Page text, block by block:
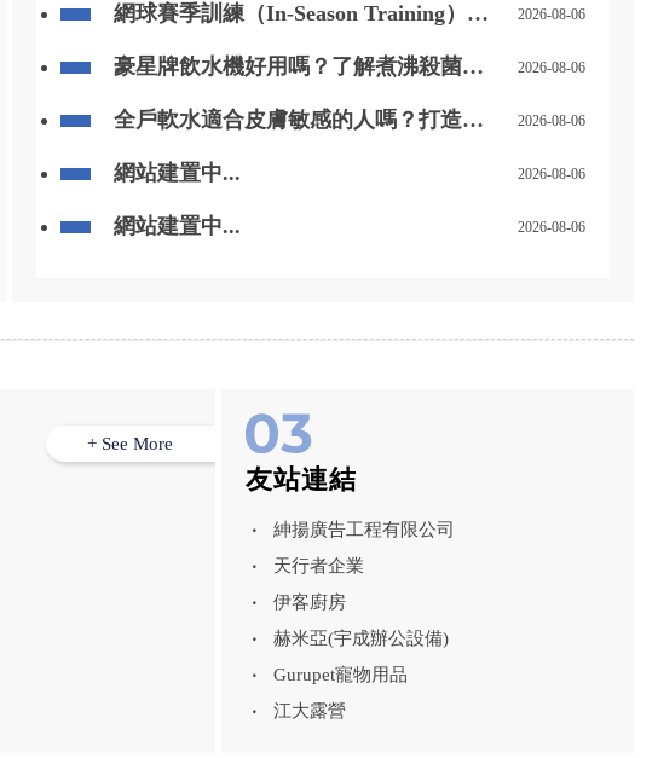
網球賽季訓練（In-Season Training）｜
2026-08-06
豪星牌飲水機好用嗎？了解煮沸殺菌功
｜高雄飲水機推薦
2026-08-06
全戶軟水適合皮膚敏感的人嗎？打造更
裝｜高雄全戶軟水設備安裝
2026-08-06
網站建置中... 2026-08-06
網站建置中... 2026-08-06
+ See More
友站連結
紳揚廣告工程有限公司
天行者企業
伊客廚房
赫米亞(宇成辦公設備)
Gurupet寵物用品
江大露營